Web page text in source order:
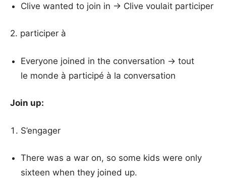
Clive wanted to join in → Clive voulait participer
2. participer à
Everyone joined in the conversation → tout
le monde à participé à la conversation
Join up:
S’engager
There was a war on, so some kids were only
sixteen when they joined up.